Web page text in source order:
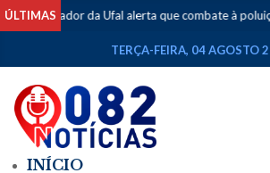
ÚLTIMAS
da Ufal alerta que combate à poluição plástica
TERÇA-FEIRA, 04 AGOSTO
INÍCIO